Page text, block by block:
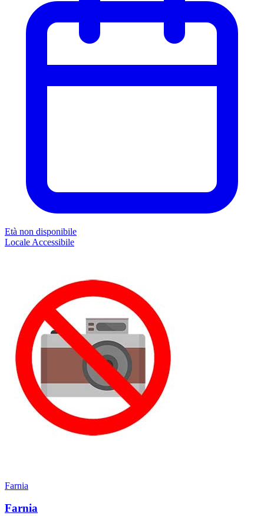
Età non disponibile
Locale Accessibile
Farnia
Farnia